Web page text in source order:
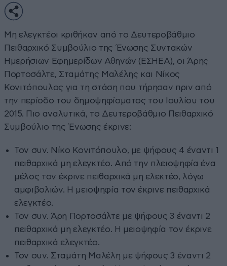
Μη ελεγκτέοι κριθήκαν από το Δευτεροβάθμιο
Πειθαρχικό Συμβούλιο της Ένωσης Συντακών
Ημερήσιων Εφημερίδων Αθηνών (ΕΣΗΕΑ), οι Άρης
Πορτοσάλτε, Σταμάτης Μαλέλης και Νίκος
Κονιτόπουλος για τη στάση που τήρησαν πριν από
την περίοδο του δημοψηφίσματος του Ιουλίου του
2015. Πιο αναλυτικά, το Δευτεροβάθμιο Πειθαρχικό
Συμβούλιο της Ένωσης έκρινε:
Τον συν. Νίκο Κονιτόπουλο, με ψήφους 4 έναντι 1
πειθαρχικά μη ελεγκτέο. Από την πλειοψηφία ένα
μέλος τον έκρινε πειθαρχικά μη ελεκτέο, λόγω
αμφιβολιών. Η μειοψηφία τον έκρινε πειθαρχικά
ελεγκτέο.
Τον συν. Άρη Πορτοσάλτε με ψήφους 3 έναντι 2
πειθαρχικά μη ελεγκτέο. Η μειοψηφία τον έκρινε
πειθαρχικά ελεγκτέο.
Τον συν. Σταμάτη Μαλέλη με ψήφους 3 έναντι 2